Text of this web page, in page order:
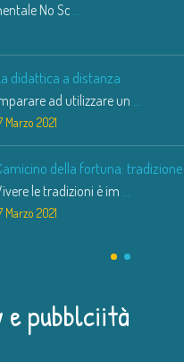
No Sc ...
didattica a distanza
ad utilizzare un ...
Marzo 2021
della fortuna:
le tradizioni è im ...
Marzo 2021
e pubblciità